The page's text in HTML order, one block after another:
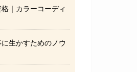
｜カラーコーディ
生かすためのノウ